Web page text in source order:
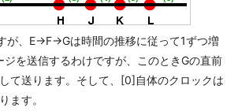
が、E->F->Gは時間の推移に従って1ずつ増
ジを送信するわけですが、このときGの直前
て送ります。そして、[0]自体のクロックは
ます。